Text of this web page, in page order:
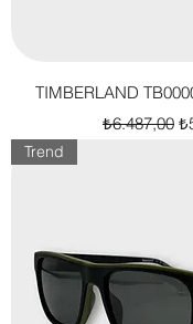
TIMBERLAND
Normal Fiyat
₺6.487,00
Trend